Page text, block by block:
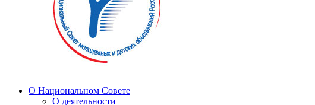
О Национальном Совете
О деятельности